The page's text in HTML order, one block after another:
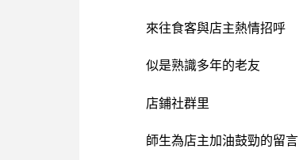
來往食客與店主熱情招呼
似是熟識多年的老友
店鋪社群里
師生為店主加油鼓勁的留言